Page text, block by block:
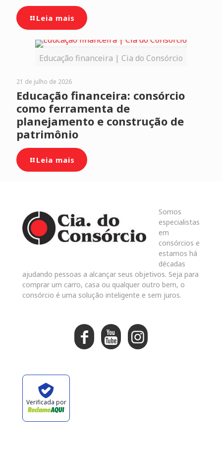
Leia mais
Educação financeira | Cia do Consórcio
21 de julho de 2026
Educação financeira: consórcio
como ferramenta de
planejamento e construção de
patrimônio
Leia mais
Somos
especialistas
em
consórcios e
estamos há
décadas
ajudando pessoas a alcançar seus objetivos. Seja para
comprar um carro, casa ou qualquer outro bem, o
consórcio é uma solução inteligente e sem juros.
Verificada por